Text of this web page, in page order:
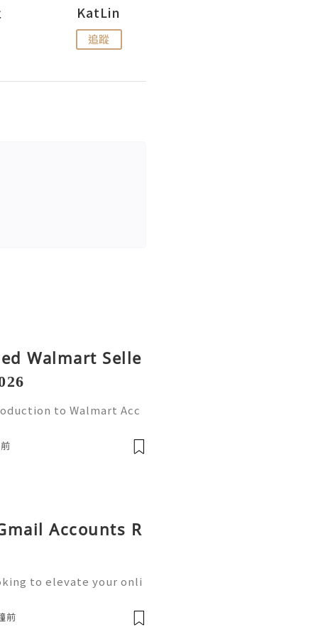
KatLin
追蹤
Walmart Selle
to Walmart Acc
stands out as one
Accounts R
to elevate your onli
solution you need.We o
前